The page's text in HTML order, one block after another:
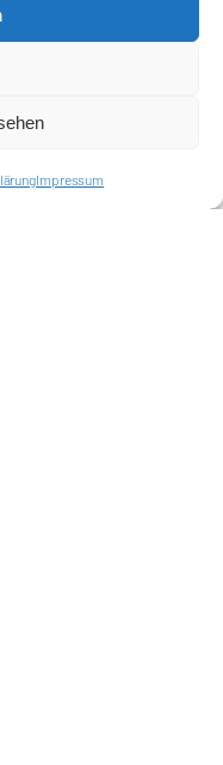
Impressum